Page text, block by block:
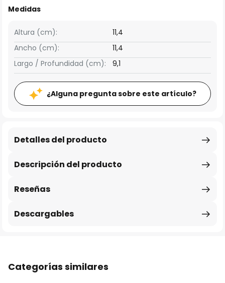
Medidas
Ancho (cm): 11,4
Altura (cm): 11,4
Largo / Profundidad (cm): 9,1
¿Alguna pregunta sobre este artículo?
Descripción del producto
Detalles del producto
Reseñas
Descargables
Categorías similares